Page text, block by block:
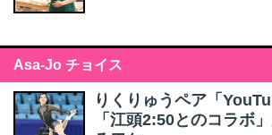
Asa-Jo チョイス
りくりゅうペア「
「江頭2:50とのコラボ